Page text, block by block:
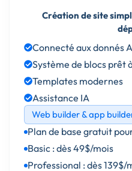
Création de site
Connecté aux donnés
Système de blocs prêt
Templates modernes
Assistance IA
Web builder & app
Plan de base gratuit
Basic : dès 49$/mois
Professional : dès 139$/